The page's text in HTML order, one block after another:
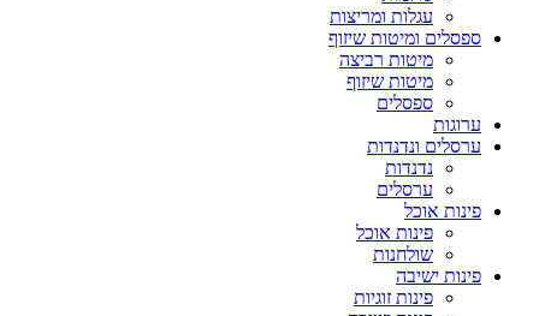
עגלות ומריצות
ספסלים ומיטות שיזוף
מיטות רביצה
מיטות שיזוף
ספסלים
ערוגות
ערסלים ונדנדות
נדנדות
ערסלים
פינות אוכל
פינות אוכל
שולחנות
פינות ישיבה
פינות זוגיות